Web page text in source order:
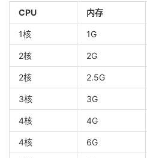
CPU 内存
1核 1G
2核 2G
2核 2.5G
3核 3G
4核 4G
4核 6G